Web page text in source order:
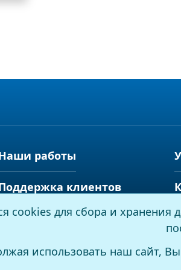
работы
клиентов
cookies для сбора и
использовать наш сайт, Вы